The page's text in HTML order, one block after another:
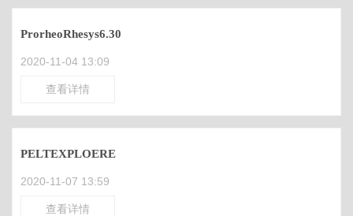
ProrheoRhesys6.30
2020-11-04 13:09
查看详情
PELTEXPLOERE
2020-11-07 13:59
查看详情